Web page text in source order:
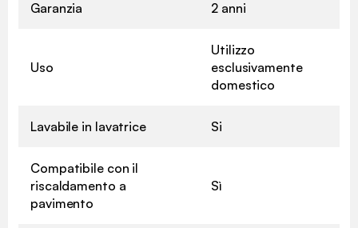
Garanzia 2 anni
Uso
Utilizzo
esclusivamente
domestico
Lavabile in lavatrice Si
Compatibile con il
riscaldamento a
pavimento
Sì